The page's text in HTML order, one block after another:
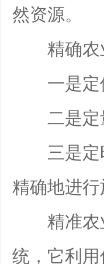
然资源。
精确农
一是定位
二是定量
三是定时
精确地进
精准农业
统，它利